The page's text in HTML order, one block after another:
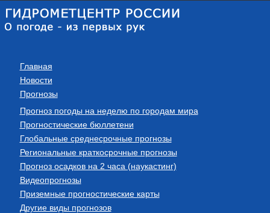
Главная
Новости
Прогнозы
Прогноз погоды на неделю по городам мира
Прогностические бюллетени
Глобальные среднесрочные прогнозы
Региональные краткосрочные прогнозы
Прогноз осадков на 2 часа (наукастинг)
Видеопрогнозы
Приземные прогностические карты
Другие виды прогнозов